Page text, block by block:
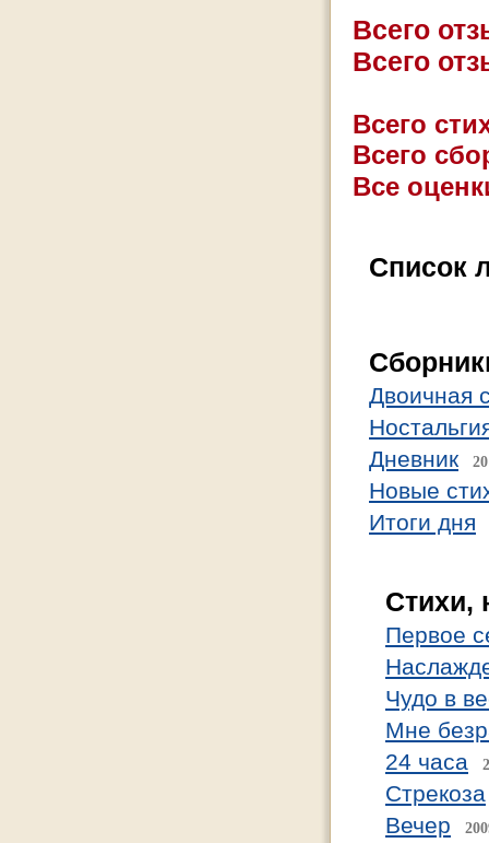
Всего
Всего
Всего
Всего
Все
Список
Двоичная
Дневник
Новые
Итоги дня
Стихи,
Первое
Чудо в
Мне
24 часа
Стрекоза
Вечер